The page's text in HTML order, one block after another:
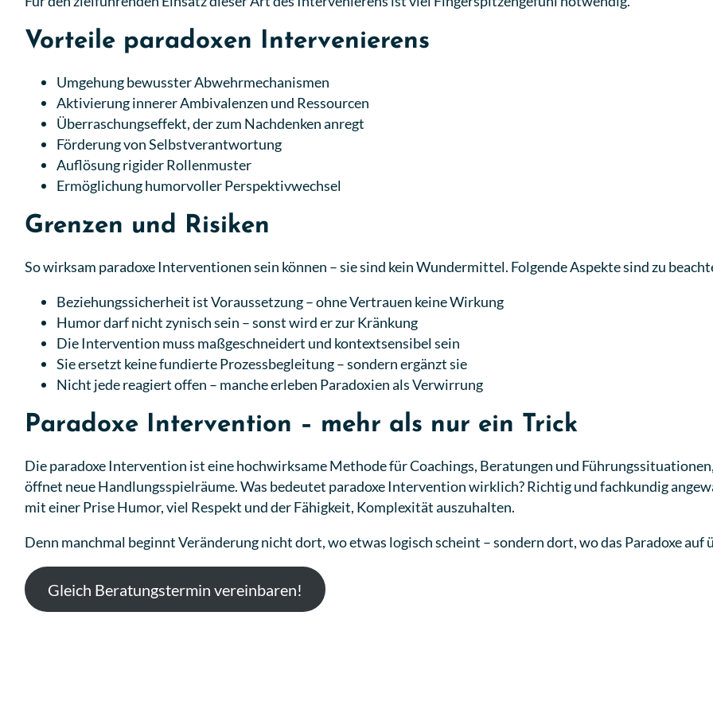
Vorteile paradoxen Intervenierens
Umgehung bewusster Abwehrmechanismen
Aktivierung innerer Ambivalenzen und Ressourcen
Überraschungseffekt, der zum Nachdenken anregt
Förderung von Selbstverantwortung
Auflösung rigider Rollenmuster
Ermöglichung humorvoller Perspektivwechsel
Grenzen und Risiken
So wirksam paradoxe Interventionen sein können – sie sind kein Wundermittel. Folgende Aspekte sind zu
Beziehungssicherheit ist Voraussetzung – ohne Vertrauen keine Wirkung
Humor darf nicht zynisch sein – sonst wird er zur Kränkung
Die Intervention muss maßgeschneidert und kontextsensibel sein
Sie ersetzt keine fundierte Prozessbegleitung – sondern ergänzt sie
Nicht jede reagiert offen – manche erleben Paradoxien als Verwirrung
Paradoxe Intervention – mehr als nur ein Trick
Die paradoxe Intervention ist eine hochwirksame Methode für Coachings, Beratungen und
öffnet neue Handlungsspielräume. Was bedeutet paradoxe Intervention wirklich? Richtig und fachkundig
mit einer Prise Humor, viel Respekt und der Fähigkeit, Komplexität auszuhalten.
Denn manchmal beginnt Veränderung nicht dort, wo etwas logisch scheint – sondern dort, wo das Paradoxe
Gleich Beratungstermin vereinbaren!